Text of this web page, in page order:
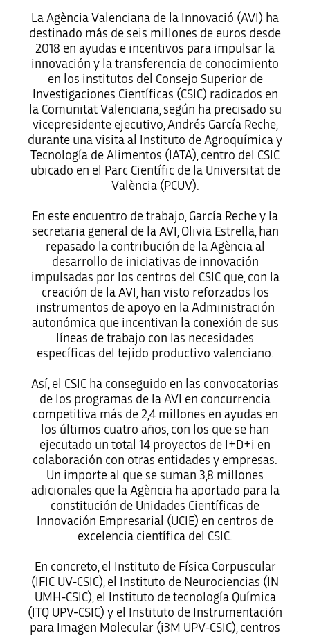
La Agència Valenciana de la Innovació (AVI) ha
destinado más de seis millones de euros desde
2018 en ayudas e incentivos para impulsar la
innovación y la transferencia de conocimiento
en los institutos del Consejo Superior de
Investigaciones Científicas (CSIC) radicados en
la Comunitat Valenciana, según ha precisado su
vicepresidente ejecutivo, Andrés García Reche,
durante una visita al Instituto de Agroquímica y
Tecnología de Alimentos (IATA), centro del CSIC
ubicado en el Parc Científic de la Universitat de
València (PCUV).
En este encuentro de trabajo, García Reche y la
secretaria general de la AVI, Olivia Estrella, han
repasado la contribución de la Agència al
desarrollo de iniciativas de innovación
impulsadas por los centros del CSIC que, con la
creación de la AVI, han visto reforzados los
instrumentos de apoyo en la Administración
autonómica que incentivan la conexión de sus
líneas de trabajo con las necesidades
específicas del tejido productivo valenciano.
Así, el CSIC ha conseguido en las convocatorias
de los programas de la AVI en concurrencia
competitiva más de 2,4 millones en ayudas en
los últimos cuatro años, con los que se han
ejecutado un total 14 proyectos de I+D+i en
colaboración con otras entidades y empresas.
Un importe al que se suman 3,8 millones
adicionales que la Agència ha aportado para la
constitución de Unidades Científicas de
Innovación Empresarial (UCIE) en centros de
excelencia científica del CSIC.
En concreto, el Instituto de Física Corpuscular
(IFIC UV-CSIC), el Instituto de Neurociencias (IN
UMH-CSIC), el Instituto de tecnología Química
(ITQ UPV-CSIC) y el Instituto de Instrumentación
para Imagen Molecular (i3M UPV-CSIC), centros